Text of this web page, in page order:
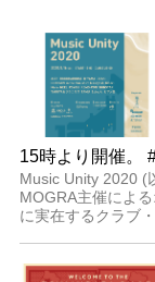
15時より開催。
Music Unity 2020 (
MOGRA主催によ
に実在するクラブ・